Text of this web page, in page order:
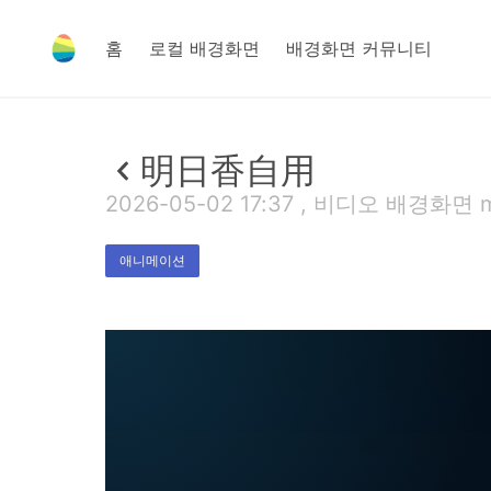
홈 로컬 배경화면 배경화면 커뮤니티
明日香自用
2026-05-02 17:37 , 비디오 배경화면
애니메이션